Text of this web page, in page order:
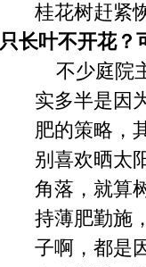
桂花树赶紧
只长叶不开花？
不少庭院
实多半是因
肥的策略，
别喜欢晒太
角落，就算
持薄肥勤施
子啊，都是